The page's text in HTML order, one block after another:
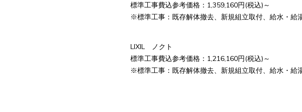
標準工事費込参考価格：1,359,160円(税込)～
※標準工事：既存解体撤去、新規組立取付、給水・給
LIXIL ノクト
標準工事費込参考価格：1,216,160円(税込)～
※標準工事：既存解体撤去、新規組立取付、給水・給